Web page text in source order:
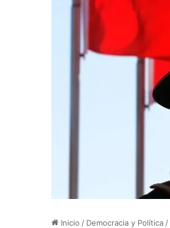
Inicio / Democracia y Política /